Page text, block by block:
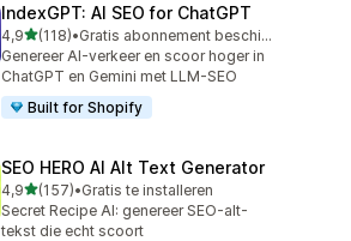
IndexGPT: AI SEO for ChatGPT
4,9van 5 sterren
(118)
118 recensies in totaal
•
Gratis abonnement beschikbaar
Genereer AI-verkeer en scoor hoger in
ChatGPT en Gemini met LLM-SEO
Built for Shopify
SEO HERO AI Alt Text Generator
4,9van 5 sterren
(157)
157 recensies in totaal
•Gratis te installeren
Secret Recipe AI: genereer SEO-alt-
tekst die echt scoort